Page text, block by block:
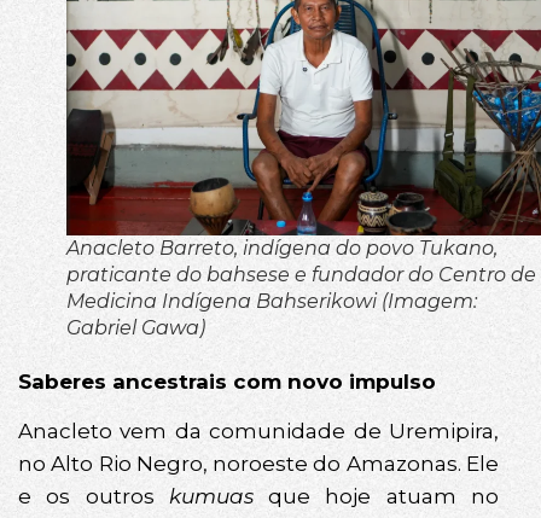
Anacleto Barreto, indígena do povo Tukano,
praticante do bahsese e fundador do Centro de
Medicina Indígena Bahserikowi (Imagem:
Gabriel Gawa)
Saberes ancestrais com novo impulso
Anacleto vem da comunidade de Uremipira,
no Alto Rio Negro, noroeste do Amazonas. Ele
e os outros kumuasque hoje atuam no